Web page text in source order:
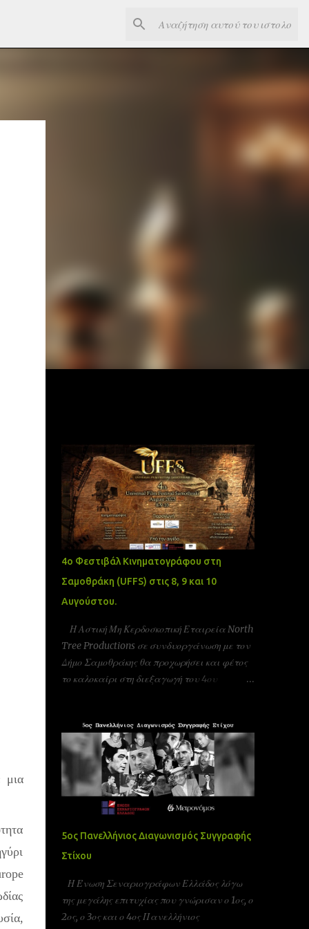
μια
4ο Φεστιβάλ Κινηματογράφου στη
Σαμοθράκη (UFFS) στις 8, 9 και 10
Αυγούστου.
Η Αστική Μη Κερδοσκοπική Εταιρεία North
Tree Productions σε συνδυοργάνωση με τον
Δήμο Σαμοθράκης θα προχωρήσει και φέτος
το καλοκαίρι στη διεξαγωγή του 4ου
αδερφοποιημένοι με το φεστιβάλ ταινιών
μικρού μήκους Πράγας που γίνεται υπό την
Αιγίδα της ελληνικής πρεσβίας Τσεχίας όπως
επίσης και υπο την Αιγίδα της Unesco
Πειραιώς και νήσων και της Action Art καθώς
και της Εταιρεία Ελλήνων Σκηνοθετών και
της Ένωσης Σεναριογράφων Ελλάδας. Το
παγκόσμιο φεστιβάλ ταινιών μικρού μήκους
Σαμοθράκης είναι ένα νέο φεστιβάλ που
λαμβάνει χώρα κάθε καλοκαίρι στο νησί της
Σαμοθράκης για 3 ημέρες. Το φεστιβάλ
στοχεύει στην προώθηση του πολιτισμού και
5ος Πανελλήνιος Διαγωνισμός Συγγραφής
Στίχου
Η Ένωση Σεναριογράφων Ελλάδος λόγω
της μεγάλης επιτυχίας που γνώρισαν ο 1ος, ο
2ος, ο 3ος και ο 4ος Πανελλήνιος